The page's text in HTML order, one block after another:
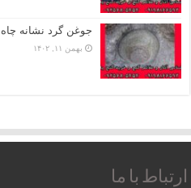
جوغن گرد نشانه چاه
بهمن ۱۱, ۱۴۰۲
ارتباط با ما